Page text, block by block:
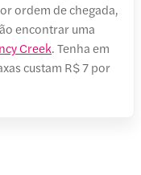
ordem de chegada,
encontrar uma
Creek. Tenha em
custam R$ 7 por